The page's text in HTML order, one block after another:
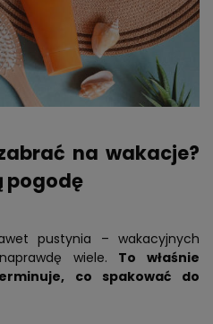
na wakacje?
pogodę
pustynia – wakacyjnych
wiele. To właśnie
co spakować do